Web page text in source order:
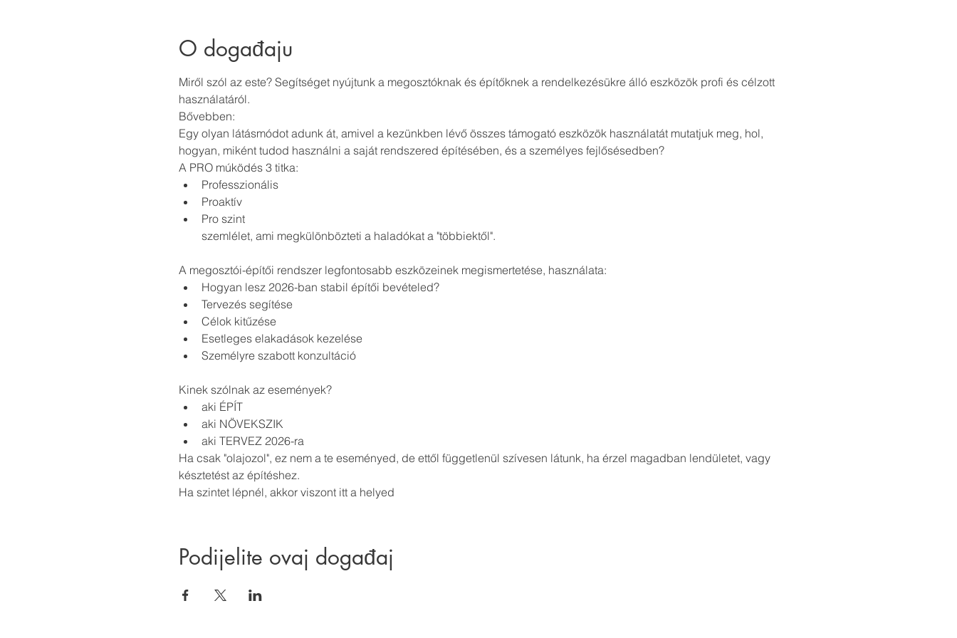
O događaju
Miről szól az este? Segítséget nyújtunk a megosztóknak és építőknek a rendelkezésükre álló eszközök profi és célzott
használatáról.
Bővebben:
Egy olyan látásmódot adunk át, amivel a kezünkben lévő összes támogató eszközök használatát mutatjuk meg, hol,
hogyan, miként tudod használni a saját rendszered építésében, és a személyes fejlősésedben?
A PRO múködés 3 titka:
Professzionális
Proaktív
Pro szint
szemlélet, ami megkülönbözteti a haladókat a "többiektől".
A megosztói-építői rendszer legfontosabb eszközeinek megismertetése, használata:
Hogyan lesz 2026-ban stabil építői bevételed?
Tervezés segítése
Célok kitűzése
Esetleges elakadások kezelése
Személyre szabott konzultáció
Kinek szólnak az események?
aki ÉPÍT
aki NÖVEKSZIK
aki TERVEZ 2026-ra
Ha csak "olajozol", ez nem a te eseményed, de ettől függetlenül szívesen látunk, ha érzel magadban lendületet, vagy
késztetést az építéshez.
Ha szintet lépnél, akkor viszont itt a helyed
Podijelite ovaj događaj